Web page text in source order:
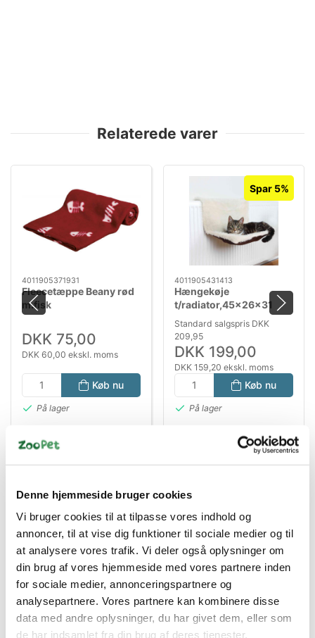
Denne hjemmeside bruger cookies
Vi bruger cookies til at tilpasse vores indhold og
annoncer, til at vise dig funktioner til sociale medier og til
at analysere vores trafik. Vi deler også oplysninger om
din brug af vores hjemmeside med vores partnere inden
for sociale medier, annonceringspartnere og
analysepartnere. Vores partnere kan kombinere disse
data med andre oplysninger, du har givet dem, eller som
de har indsamlet fra din brug af deres tjenester.
Relaterede varer
4011905371931
Fleecetæppe Beany rød
m.fisk
DKK 75,00
DKK 60,00 ekskl. moms
Køb nu
På lager
Spar 5%
4011905431413
Hængekøje
t/radiator,45x26x31
Plüsch/Veloursleder
Standard salgspris DKK
209,95
DKK 199,00
DKK 159,20 ekskl. moms
Køb nu
På lager
Andre kunder købte også disse
produkter